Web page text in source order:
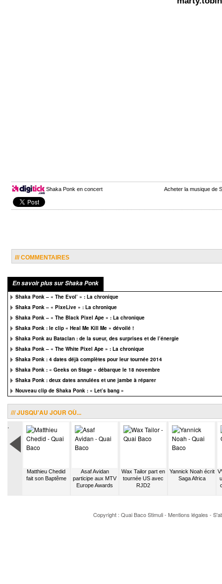
Shaka Ponk en concert Acheter la musique de
/// COMMENTAIRES
En savoir plus sur Shaka Ponk
Shaka Ponk – « The Evol’ » : La chronique
Shaka Ponk – « PixeLive » : La chronique
Shaka Ponk – « The Black Pixel Ape » : La chronique
Shaka Ponk : le clip « Heal Me Kill Me » dévoilé !
Shaka Ponk au Bataclan : de la sueur, des surprises et de l’énergie
Shaka Ponk – « The White Pixel Ape » : La chronique
Shaka Ponk : 4 dates déjà complètes pour leur tournée 2014
Shaka Ponk : « Geeks on Stage » débarque le 18 novembre
Shaka Ponk : deux dates annulées et une jambe à réparer
Nouveau clip de Shaka Ponk : « Let’s bang »
/// JUSQU'AU JOUR OÙ...
.
Matthieu Chedid
fait son Baptême
Asaf Avidan
participe aux MTV
Europe Awards
Wax Tailor part en
tournée US avec
RJD2
Yannick Noah écrit
Saga Africa
Copyright : Quai BacoStimuli- Mentions légales -